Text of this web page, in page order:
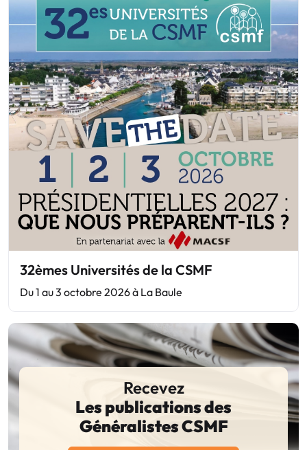
32èmes Universités de la CSMF
Du 1 au 3 octobre 2026 à La Baule
Recevez
Les publications des
Généralistes CSMF